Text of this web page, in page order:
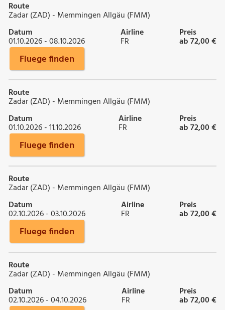
Route
Zadar (ZAD) - Memmingen Allgäu (FMM)
Datum
01.10.2026 - 08.10.2026
Airline
FR
Preis
ab 72,00 €
Fluege finden
Route
Zadar (ZAD) - Memmingen Allgäu (FMM)
Datum
01.10.2026 - 11.10.2026
Airline
FR
Preis
ab 72,00 €
Fluege finden
Route
Zadar (ZAD) - Memmingen Allgäu (FMM)
Datum
02.10.2026 - 03.10.2026
Airline
FR
Preis
ab 72,00 €
Fluege finden
Route
Zadar (ZAD) - Memmingen Allgäu (FMM)
Datum
02.10.2026 - 04.10.2026
Airline
FR
Preis
ab 72,00 €